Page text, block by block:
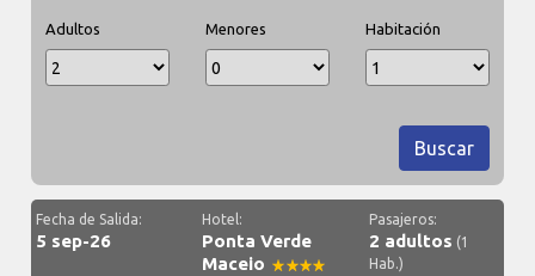
Adultos Menores Habitación
Buscar
Fecha de Salida:
5 sep-26
Hotel:
Ponta Verde
Maceio
Pasajeros:
2 adultos (1
Hab.)